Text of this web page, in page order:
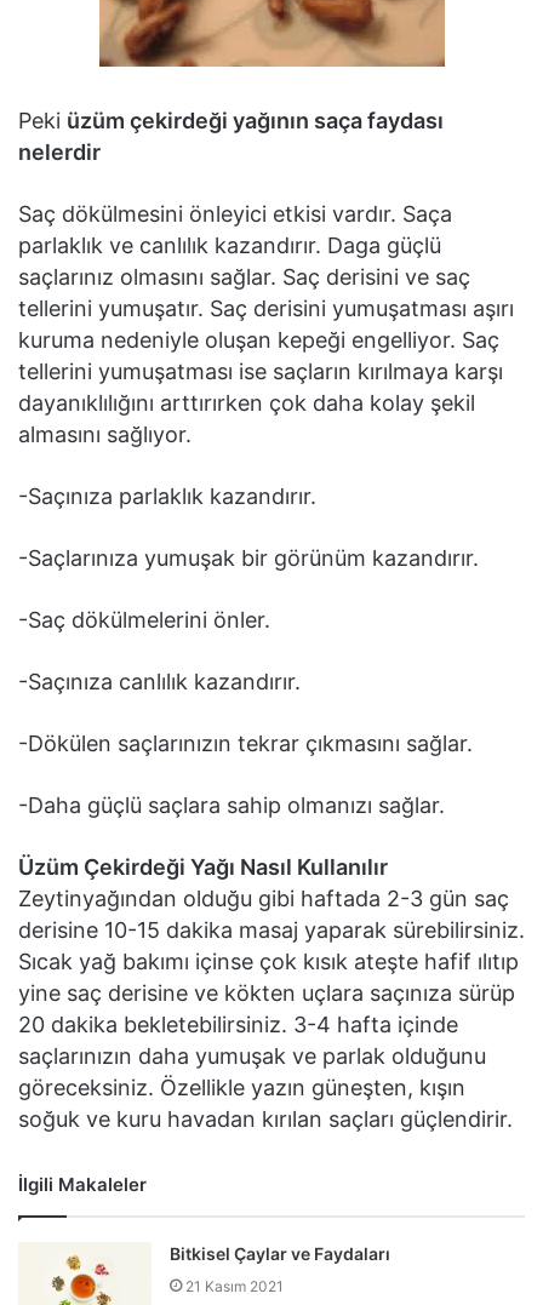
Peki üzüm çekirdeği yağının saça faydası
nelerdir
Saç dökülmesini önleyici etkisi vardır. Saça
parlaklık ve canlılık kazandırır. Daga güçlü
saçlarınız olmasını sağlar. Saç derisini ve saç
tellerini yumuşatır. Saç derisini yumuşatması aşırı
kuruma nedeniyle oluşan kepeği engelliyor. Saç
tellerini yumuşatması ise saçların kırılmaya karşı
dayanıklılığını arttırırken çok daha kolay şekil
almasını sağlıyor.
-Saçınıza parlaklık kazandırır.
-Saçlarınıza yumuşak bir görünüm kazandırır.
-Saç dökülmelerini önler.
-Saçınıza canlılık kazandırır.
-Dökülen saçlarınızın tekrar çıkmasını sağlar.
-Daha güçlü saçlara sahip olmanızı sağlar.
Üzüm Çekirdeği Yağı Nasıl Kullanılır
Zeytinyağından olduğu gibi haftada 2-3 gün saç
derisine 10-15 dakika masaj yaparak sürebilirsiniz.
Sıcak yağ bakımı içinse çok kısık ateşte hafif ılıtıp
yine saç derisine ve kökten uçlara saçınıza sürüp
20 dakika bekletebilirsiniz. 3-4 hafta içinde
saçlarınızın daha yumuşak ve parlak olduğunu
göreceksiniz. Özellikle yazın güneşten, kışın
soğuk ve kuru havadan kırılan saçları güçlendirir.
İlgili Makaleler
Bitkisel Çaylar ve Faydaları
21 Kasım 2021